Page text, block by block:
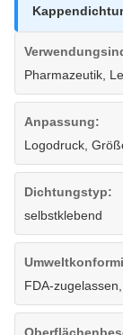
Pharmazeutik,
Anpassung:
Logodruck,
Dichtungstyp:
selbstklebend
FDA-